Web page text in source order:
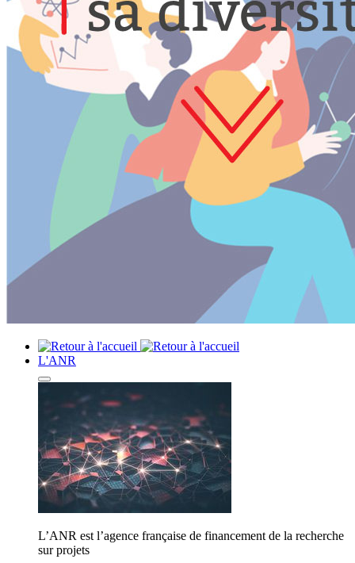
L'ANR
L’ANR est l’agence française de financement de la recherche
sur projets